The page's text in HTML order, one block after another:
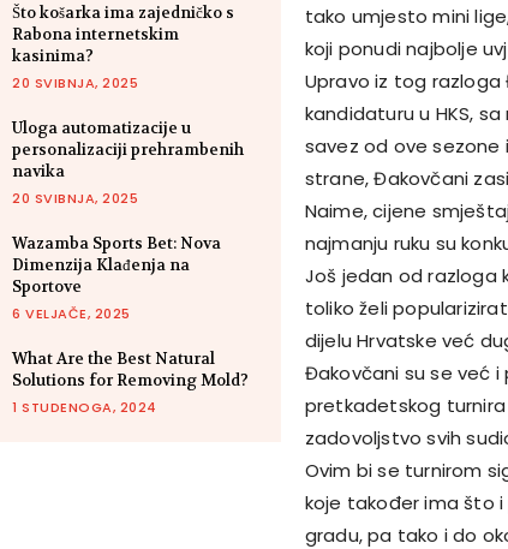
Što košarka ima zajedničko s
Rabona internetskim
kasinima?
20 SVIBNJA, 2025
Uloga automatizacije u
personalizaciji prehrambenih
navika
20 SVIBNJA, 2025
Wazamba Sports Bet: Nova
Dimenzija Klađenja na
Sportove
6 VELJAČE, 2025
What Are the Best Natural
Solutions for Removing Mold?
1 STUDENOGA, 2024
tako umjesto mini
koji ponudi najbolje
Upravo iz tog razloga
kandidaturu u HKS,
savez od ove sezone
strane, Đakovčani
Naime, cijene
najmanju ruku su
Još jedan od razloga
toliko želi
dijelu Hrvatske već
Đakovčani su se već i
pretkadetskog
zadovoljstvo svih
Ovim bi se turnirom
koje također ima što
gradu, pa tako i do